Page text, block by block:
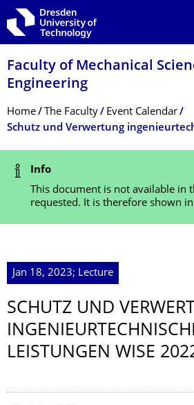
Skip to main navigation
Skip to search
Skip to content
Faculty of Mechanical
Engineering
Breadcrumb Menu
Home The Faculty
Event Calendar
Status Message
Info
This document is not available in
requested. It is therefore shown
Jan 18, 2023; Lecture
SCHUTZ UND
LEISTUNGEN WISE